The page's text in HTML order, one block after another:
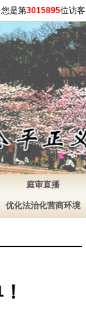
您是第3015895位访客
庭审直播
优化法治化营商环境